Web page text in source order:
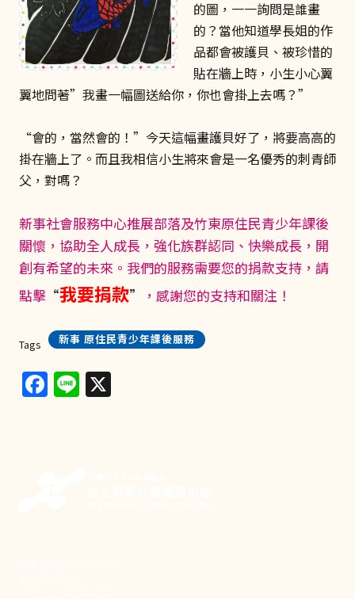
的圖，一一詢問是誰畫
的？當他知道學長姐的作
品都會被護貝、被珍惜的
貼在牆上時，小生小心翼
翼地問著”我畫一幅圖送給你，你也會掛上去嗎？”
“會的，當然會的！”今天這幅畫護貝好了，將要高高的
掛在牆上了。而且我相信小生將來會是一名優秀的刺青師
父，對嗎？
新事社會服務中心推展部落及竹東原住民青少年課後
關懷，協助全人成長，強化族群認同、快樂成長，開
創有希望的未來。 我們的服務需要您的捐款支持，請
點擊 “我要捐款” ，感謝您的支持和關注！
Tags 新事 原住民青少年課後服務
Facebook
Line